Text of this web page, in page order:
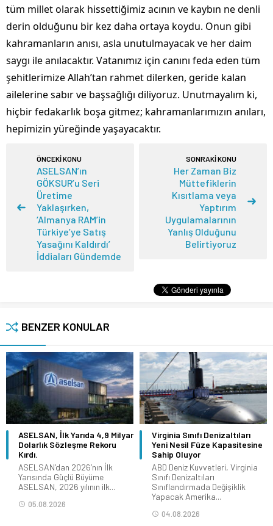
tüm millet olarak hissettiğimiz acının ve kaybın ne denli
derin olduğunu bir kez daha ortaya koydu. Onun gibi
kahramanların anısı, asla unutulmayacak ve her daim
saygı ile anılacaktır. Vatanımız için canını feda eden tüm
şehitlerimize Allah’tan rahmet dilerken, geride kalan
ailelerine sabır ve başsağlığı diliyoruz. Unutmayalım ki,
hiçbir fedakarlık boşa gitmez; kahramanlarımızın anıları,
hepimizin yüreğinde yaşayacaktır.
ÖNCEKİ KONU
ASELSAN’ın
GÖKSUR’u Seri
Üretime
Yaklaşırken,
‘Almanya RAM’in
Türkiye’ye Satış
Yasağını Kaldırdı’
İddiaları Gündemde
SONRAKİ KONU
Her Zaman Biz
Müttefiklerin
Kısıtlama veya
Yaptırım
Uygulamalarının
Yanlış Olduğunu
Belirtiyoruz
BENZER KONULAR
ASELSAN, İlk Yarıda 4,9 Milyar
Dolarlık Sözleşme Rekoru
Kırdı.
ASELSAN’dan 2026’nın İlk
Yarısında Güçlü Büyüme
ASELSAN, 2026 yılının ilk...
05.08.2026
Virginia Sınıfı Denizaltıları
Yeni Nesil Füze Kapasitesine
Sahip Oluyor
ABD Deniz Kuvvetleri, Virginia
Sınıfı Denizaltıları
Sınıflandırmada Değişiklik
Yapacak Amerika...
04.08.2026